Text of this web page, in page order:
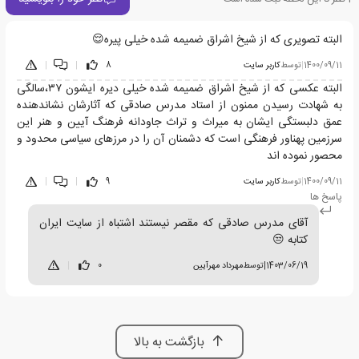
البته تصویری که از شیخ اشراق ضمیمه شده خیلی پیره😌
1400/09/11
|توسطکاربر سایت 8
|
|
البته عکسی که از شیخ اشراق ضمیمه شده خیلی دیره ایشون ۳۷،سالگی
به شهادت رسیدن ممنون از استاد مدرس صادقی که آثارشان نشاندهنده
عمق دلبستگی ایشان به میراث و تراث جاودانه فرهنگ آیین و هنر این
سرزمین پهناور فرهنگی است که دشمنان آن را در مرزهای سیاسی محدود و
محصور نموده اند
1400/09/11
|توسطکاربر سایت 9
|
|
پاسخ ها
آقای مدرس صادقی که مقصر نیستند اشتباه از سایت ایران
کتابه 😒
1403/06/19
|توسطمهرداد مهرآیین 0
بازگشت به بالا